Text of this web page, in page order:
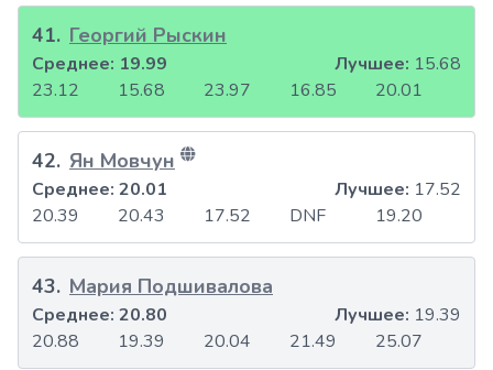
41. Георгий Рыскин
23.12 15.68 23.97 16.85 20.01
Среднее: 19.99 Лучшее: 15.68
42. Ян Мовчун
20.39 20.43 17.52 DNF 19.20
Среднее: 20.01 Лучшее: 17.52
43. Мария Подшивалова
20.88 19.39 20.04 21.49 25.07
Среднее: 20.80 Лучшее: 19.39